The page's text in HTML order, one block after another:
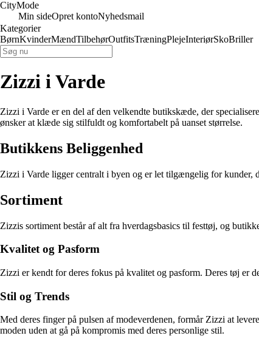
CityMode
Min sideOpret kontoNyhedsmail
Kategorier
BørnKvinderMændTilbehørOutfitsTræningPlejeInteriørSkoBriller
Zizzi i Varde
Zizzi i Varde er en del af den velkendte butikskæde, der
ønsker at klæde sig stilfuldt og komfortabelt på uanset størrelse.
Butikkens Beliggenhed
Zizzi i Varde ligger centralt i byen og er let tilgængelig for kunder,
Sortiment
Zizzis sortiment består af alt fra hverdagsbasics til festtøj, og
Kvalitet og Pasform
Zizzi er kendt for deres fokus på kvalitet og pasform. Deres tøj er
Stil og Trends
Med deres finger på pulsen af modeverdenen, formår Zizzi at
moden uden at gå på kompromis med deres personlige stil.